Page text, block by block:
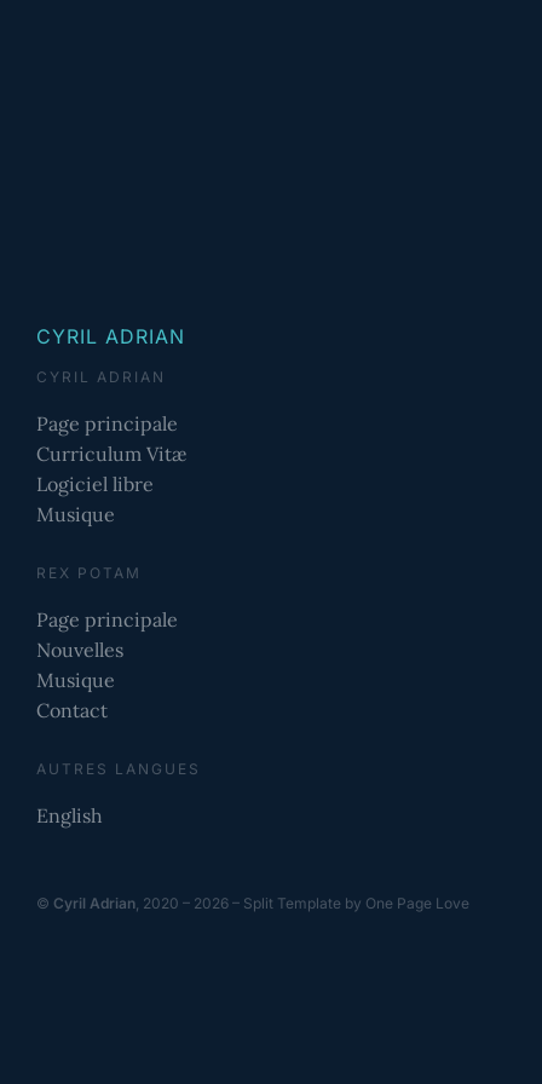
CYRIL ADRIAN
CYRIL ADRIAN
Page principale
Curriculum Vitæ
Logiciel libre
Musique
REX POTAM
Page principale
Nouvelles
Musique
Contact
AUTRES LANGUES
English
© Cyril Adrian, 2020 – 2026 – Split Template by One Page Love